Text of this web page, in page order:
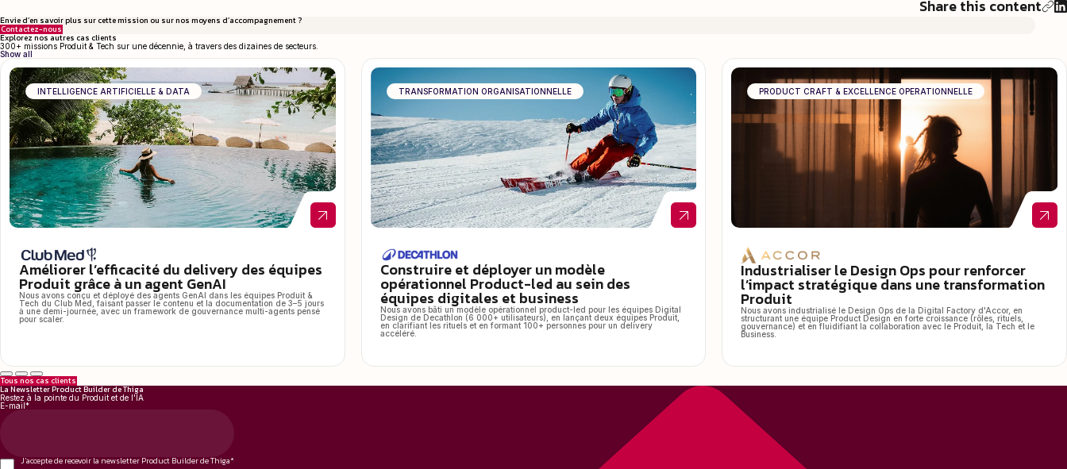
Share this content
Envie d’en savoir plus sur cette mission ou sur nos moyens d’accompagnement ?
Contactez-nous
Explorez nos autres cas clients
300+ missions Produit & Tech sur une décennie, à travers des dizaines de secteurs.
Show all
INTELLIGENCE ARTIFICIELLE & DATA
Améliorer l’efficacité du delivery des équipes
Produit grâce à un agent GenAI
Nous avons conçu et déployé des agents GenAI dans les équipes Produit &
Tech du Club Med, faisant passer le contenu et la documentation de 3–5 jours
à une demi-journée, avec un framework de gouvernance multi-agents pensé
pour scaler.
TRANSFORMATION ORGANISATIONNELLE
Construire et déployer un modèle
opérationnel Product-led au sein des
équipes digitales et business
Nous avons bâti un modèle opérationnel product-led pour les équipes Digital
Design de Decathlon (6 000+ utilisateurs), en lançant deux équipes Produit,
en clarifiant les rituels et en formant 100+ personnes pour un delivery
accéléré.
PRODUCT CRAFT & EXCELLENCE OPÉRATIONNELLE
Industrialiser le Design Ops pour renforcer
l’impact stratégique dans une transformation
Produit
Nous avons industrialisé le Design Ops de la Digital Factory d'Accor, en
structurant une équipe Product Design en forte croissance (rôles, rituels,
gouvernance) et en fluidifiant la collaboration avec le Produit, la Tech et le
Business.
Tous nos cas clients
La Newsletter Product Builder de Thiga
Restez à la pointe du Produit et de l'IA
E-mail*
J'accepte de recevoir la newsletter Product Builder de Thiga*